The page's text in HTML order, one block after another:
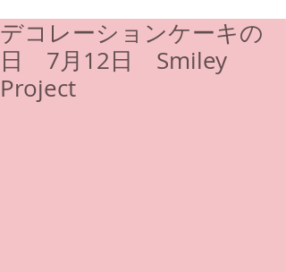
デコレーションケーキの
日 7月12日 Smiley
Project